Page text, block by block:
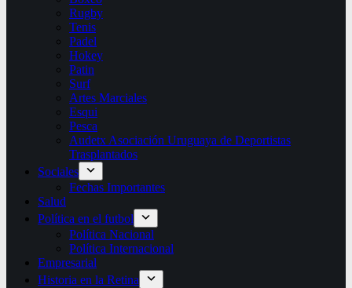
Rugby
Tenis
Padel
Hokey
Patin
Surf
Artes Marciales
Esqui
Pesca
Audetx Asociación Uruguaya de Deportistas
Trasplantados
Sociales
Fechas Importantes
Salud
Política en el futbol
Política Nacional
Política Internacional
Empresarial
Historia en la Retina